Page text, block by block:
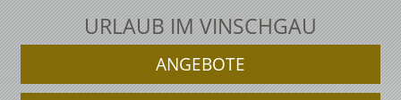
URLAUB IM VINSCHGAU
ANGEBOTE